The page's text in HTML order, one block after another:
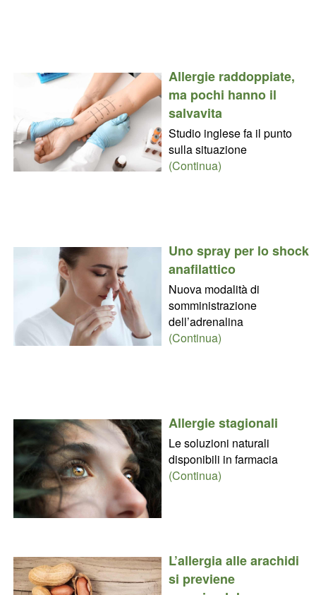
Allergie raddoppiate,
ma pochi hanno il
salvavita
Studio inglese fa il punto
sulla situazione
(Continua)
Uno spray per lo shock
anafilattico
Nuova modalità di
somministrazione
dell’adrenalina
(Continua)
Allergie stagionali
Le soluzioni naturali
disponibili in farmacia
(Continua)
L’allergia alle arachidi
si previene